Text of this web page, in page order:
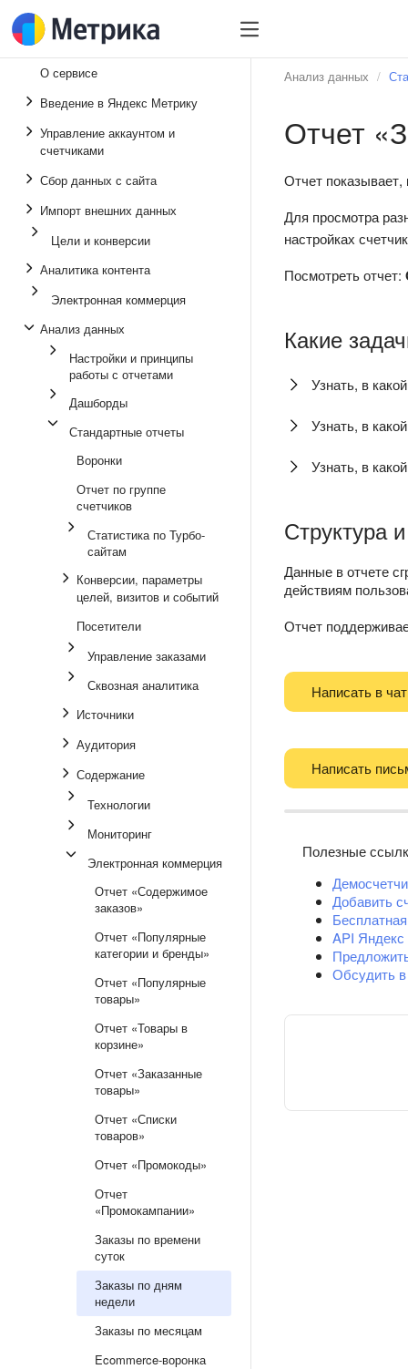
О сервисе
Введение в Яндекс Метрику
Управление аккаунтом и
счетчиками
Сбор данных с сайта
Импорт внешних данных
Цели и конверсии
Аналитика контента
Электронная коммерция
Анализ данных
Настройки и принципы
работы с отчетами
Дашборды
Стандартные отчеты
Воронки
Отчет по группе
счетчиков
Статистика по Турбо-
сайтам
Конверсии, параметры
целей, визитов и событий
Посетители
Управление заказами
Сквозная аналитика
Источники
Аудитория
Содержание
Технологии
Мониторинг
Электронная коммерция
Отчет «Содержимое
заказов»
Отчет «Популярные
категории и бренды»
Отчет «Популярные
товары»
Отчет «Товары в
корзине»
Отчет «Заказанные
товары»
Отчет «Списки
товаров»
Отчет «Промокоды»
Отчет
«Промокампании»
Заказы по времени
суток
Заказы по дням
недели
Заказы по месяцам
Ecommerce-воронка
Анализ данных
Отчет
Отчет показывает,
Для просмотра
настройках
Посмотреть отчет:
Какие
Узнать, в
Узнать, в
Узнать, в
Структура
Данные в отчете
действиям
Отчет
Написать в чат
Написать
Полезные
Добавить
API
Обсудить